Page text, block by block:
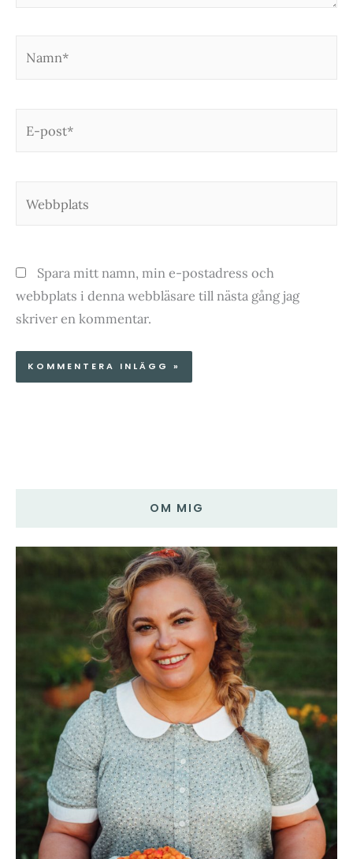
post*
Spara mitt namn, min e-postadress och
webbplats i denna webbläsare till nästa gång jag
skriver en kommentar.
OM MIG